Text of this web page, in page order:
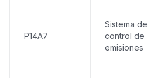
P14A7
Sistema de
control de
emisiones